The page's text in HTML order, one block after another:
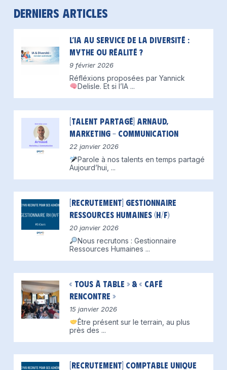
Derniers articles
L’IA au service de la diversité :
mythe ou réalité ?
9 février 2026
Réfléxions proposées par Yannick
Delisle. Et si l’IA ...
[Talent partagé] Arnaud,
Marketing – Communication
22 janvier 2026
Parole à nos talents en temps partagé
Aujourd’hui, ...
[Recrutement] Gestionnaire
Ressources Humaines (H/F)
20 janvier 2026
Nous recrutons : Gestionnaire
Ressources Humaines ...
« Tous à table » & « Café
Rencontre »
15 janvier 2026
Être présent sur le terrain, au plus
près des ...
[Recrutement] Comptable unique